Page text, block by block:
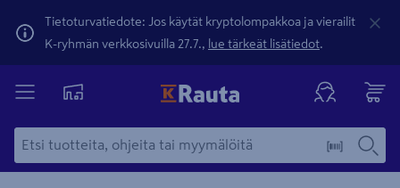
Tietoturvatiedote: Jos käytät kryptolompakkoa ja vierailit
K-ryhmän verkkosivuilla 27.7., lue tärkeät lisätiedot.